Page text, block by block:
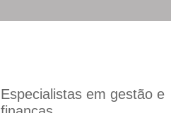
Especialistas em gestão e